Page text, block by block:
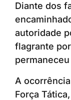
Diante dos
autoridade
flagrante
A
Força